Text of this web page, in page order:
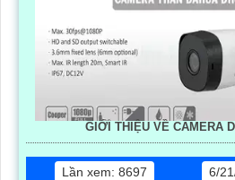
GIỚI THIỆU VỀ CAMERA
Lần xem: 8697
6/